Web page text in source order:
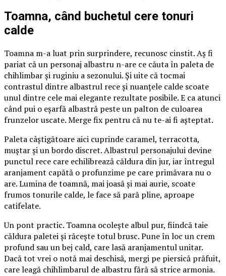
Toamna, când buchetul cere tonuri
calde
Toamna m-a luat prin surprindere, recunosc cinstit. Aș fi
pariat că un personaj albastru n-are ce căuta în paleta de
chihlimbar și ruginiu a sezonului. Și uite că tocmai
contrastul dintre albastrul rece și nuanțele calde scoate
unul dintre cele mai elegante rezultate posibile. E ca atunci
când pui o eșarfă albastră peste un palton de culoarea
frunzelor uscate. Merge fix pentru că nu te-ai fi așteptat.
Paleta câștigătoare aici cuprinde caramel, terracotta,
muștar și un bordo discret. Albastrul personajului devine
punctul rece care echilibrează căldura din jur, iar întregul
aranjament capătă o profunzime pe care primăvara nu o
are. Lumina de toamnă, mai joasă și mai aurie, scoate
frumos tonurile calde, le face să pară pline, aproape
catifelate.
Un pont practic. Toamna ocolește albul pur, fiindcă taie
căldura paletei și răcește totul brusc. Pune în loc un crem
profund sau un bej cald, care lasă aranjamentul unitar.
Dacă tot vrei o notă mai deschisă, mergi pe piersică prăfuit,
care leagă chihlimbarul de albastru fără să strice armonia.